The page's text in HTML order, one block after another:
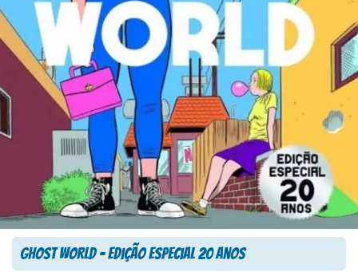
Ghost World – Edição Especial 20 Anos